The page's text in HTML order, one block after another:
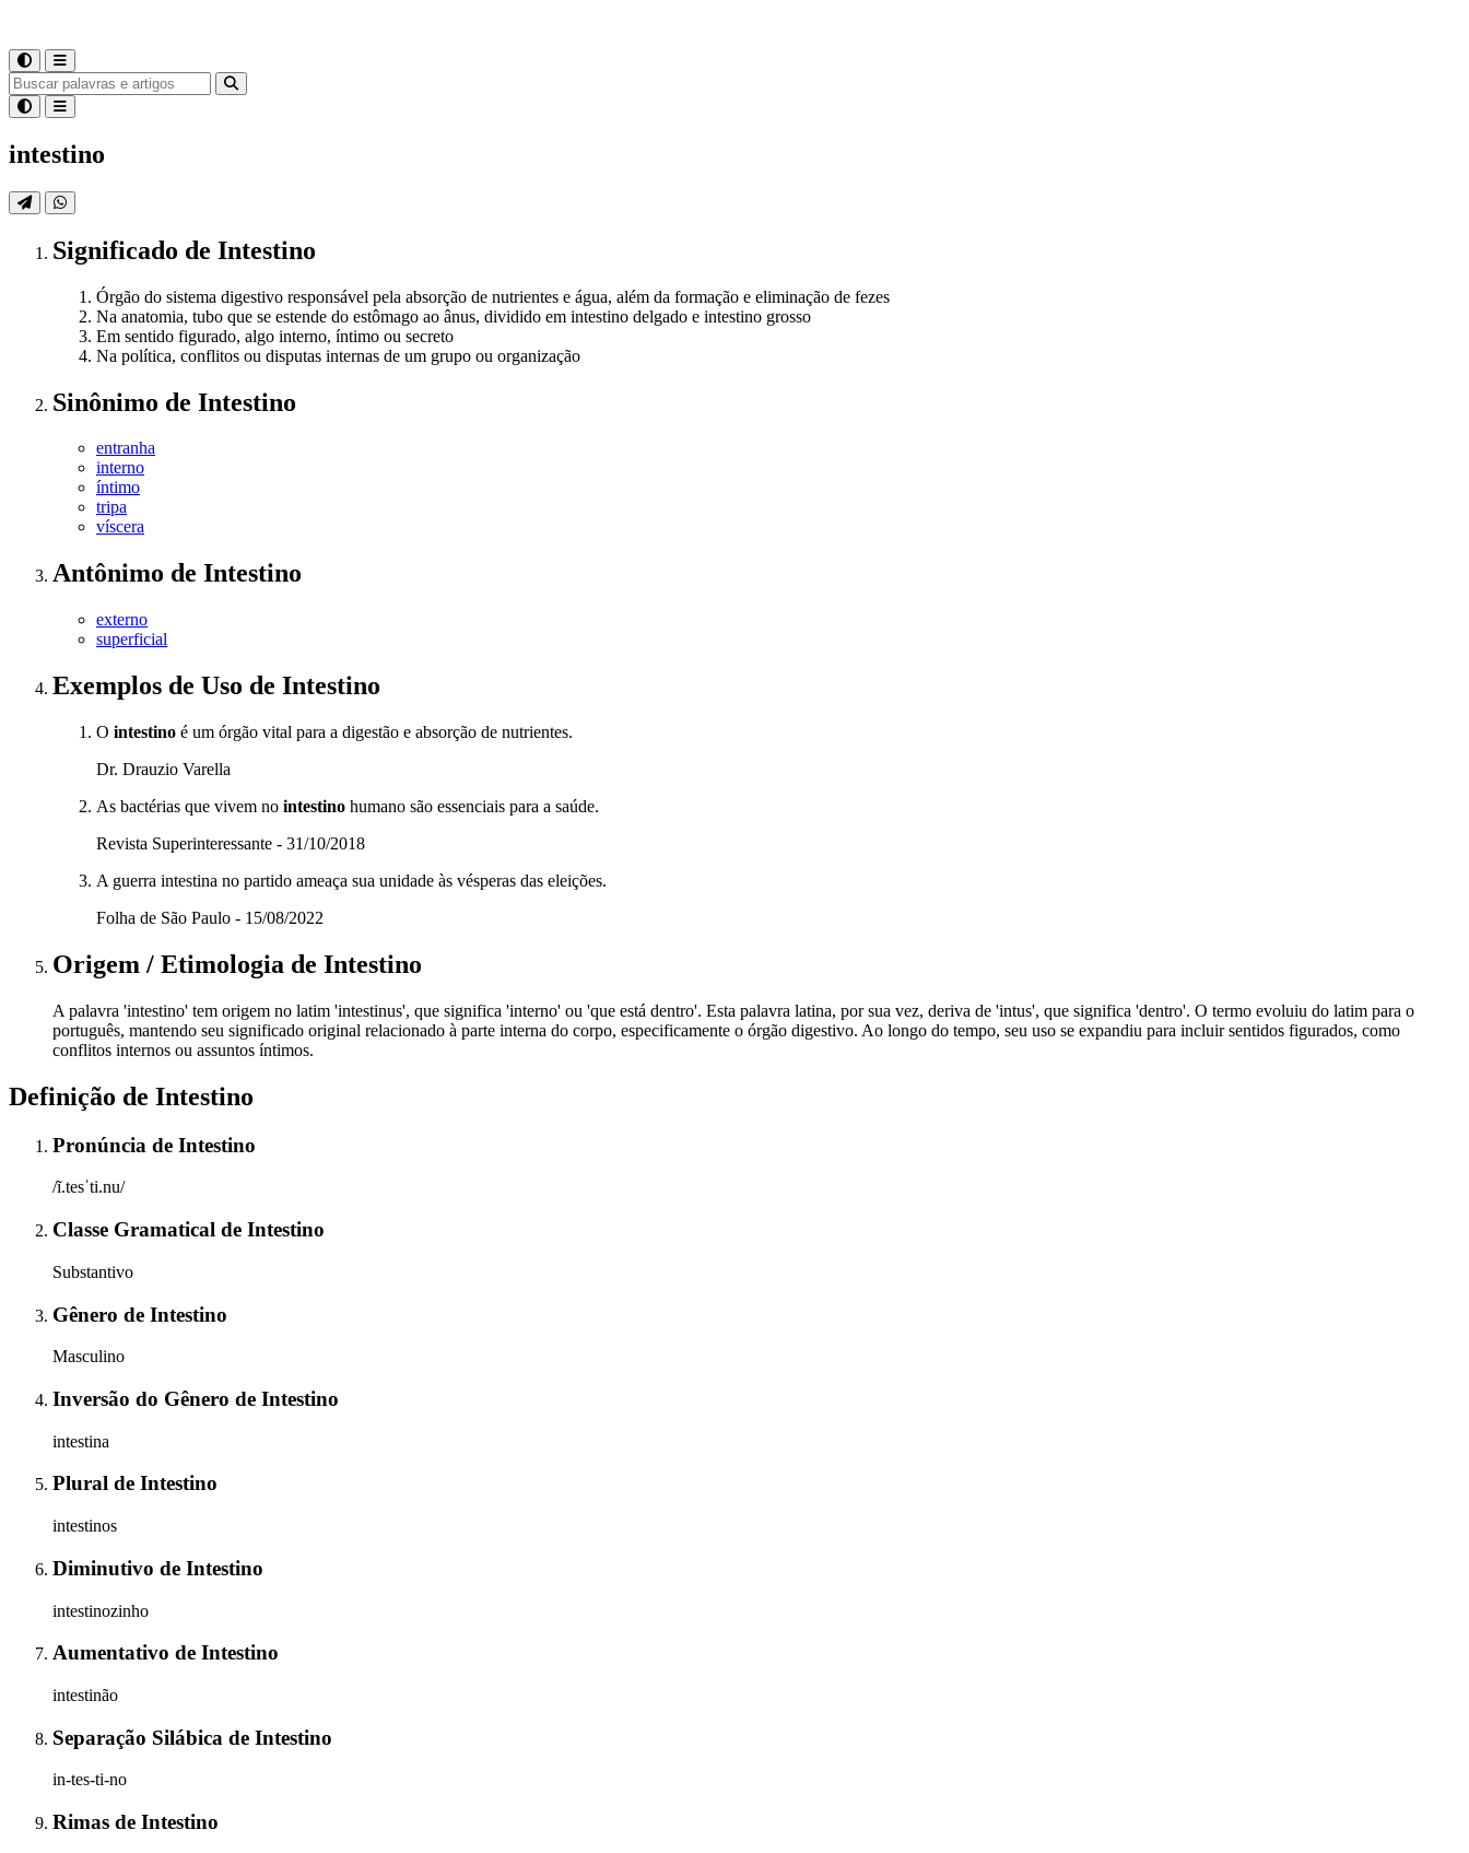
intestino
Significado de Intestino
Órgão do sistema digestivo responsável pela absorção de nutrientes e água, além da formação e eliminação de fezes
Na anatomia, tubo que se estende do estômago ao ânus, dividido em intestino delgado e intestino grosso
Em sentido figurado, algo interno, íntimo ou secreto
Na política, conflitos ou disputas internas de um grupo ou organização
Sinônimo de Intestino
entranha
interno
íntimo
tripa
víscera
Antônimo de Intestino
externo
superficial
Exemplos de Uso de Intestino
O intestino é um órgão vital para a digestão e absorção de nutrientes.
Dr. Drauzio Varella
As bactérias que vivem no intestino humano são essenciais para a saúde.
Revista Superinteressante - 31/10/2018
A guerra intestina no partido ameaça sua unidade às vésperas das eleições.
Folha de São Paulo - 15/08/2022
Origem / Etimologia de Intestino
A palavra 'intestino' tem origem no latim 'intestinus', que significa 'interno' ou 'que está dentro'. Esta palavra latina, por sua vez, deriva de 'intus', que significa 'dentro'. O termo evoluiu do latim para o
português, mantendo seu significado original relacionado à parte interna do corpo, especificamente o órgão digestivo. Ao longo do tempo, seu uso se expandiu para incluir sentidos figurados, como
conflitos internos ou assuntos íntimos.
Definição de Intestino
Pronúncia de Intestino
/ĩ.tesˈti.nu/
Classe Gramatical de Intestino
Substantivo
Gênero de Intestino
Masculino
Inversão do Gênero de Intestino
intestina
Plural de Intestino
intestinos
Diminutivo de Intestino
intestinozinho
Aumentativo de Intestino
intestinão
Separação Silábica de Intestino
in-tes-ti-no
Rimas de Intestino